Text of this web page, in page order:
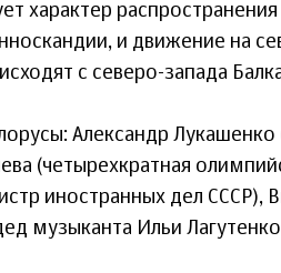
характер
и движение на
с северо-запада
Александр Лукашенко
(четырехкратная
иностранных дел СССР),
музыканта Ильи